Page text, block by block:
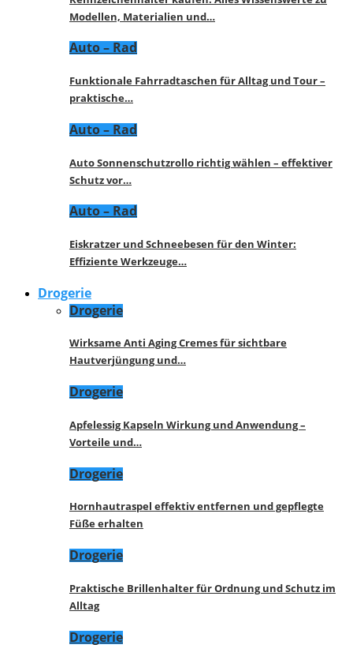
Modellen, Materialien und…
Auto – Rad
Funktionale Fahrradtaschen für Alltag und Tour –
praktische…
Auto – Rad
Auto Sonnenschutzrollo richtig wählen – effektiver
Schutz vor…
Auto – Rad
Eiskratzer und Schneebesen für den Winter:
Effiziente Werkzeuge…
Drogerie
Drogerie
Wirksame Anti Aging Cremes für sichtbare
Hautverjüngung und…
Drogerie
Apfelessig Kapseln Wirkung und Anwendung –
Vorteile und…
Drogerie
Hornhautraspel effektiv entfernen und gepflegte
Füße erhalten
Drogerie
Praktische Brillenhalter für Ordnung und Schutz im
Alltag
Drogerie